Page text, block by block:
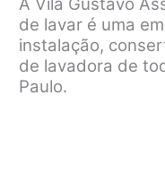
A Vila Gustavo
de lavar é uma
instalação,
de lavadora de
Paulo.